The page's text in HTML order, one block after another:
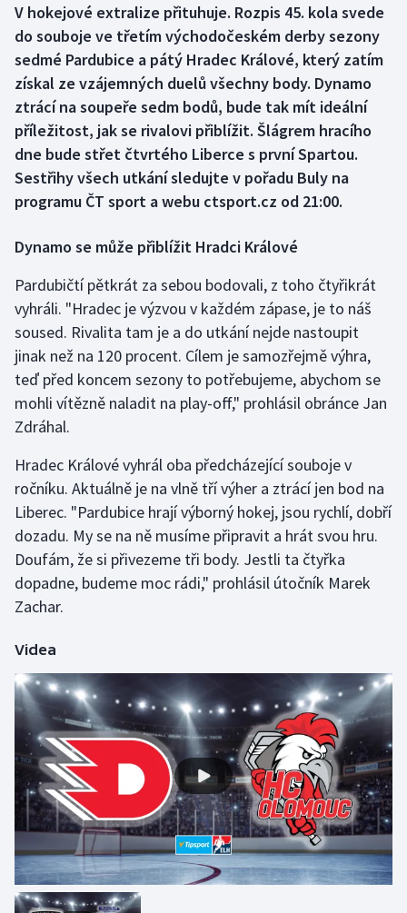
Box
Curling
Dostihy
Florbal
Futsal
Házená
Jezdectví
Judo
Lezení
Lyže a snowboard
Moderní pětiboj
Motorsport
Parasport
Plavání
Plážový volejbal
Ragby
Rychlobruslení
V hokejové extralize přituhuje. Rozpis 45. kola svede
do souboje ve třetím východočeském derby sezony
sedmé Pardubice a pátý Hradec Králové, který zatím
získal ze vzájemných duelů všechny body. Dynamo
ztrácí na soupeře sedm bodů, bude tak mít ideální
příležitost, jak se rivalovi přiblížit. Šlágrem hracího
dne bude střet čtvrtého Liberce s první Spartou.
Sestřihy všech utkání sledujte v pořadu Buly na
programu ČT sport a webu ctsport.cz od 21:00.
Dynamo se může přiblížit Hradci Králové
Pardubičtí pětkrát za sebou bodovali, z toho čtyřikrát
vyhráli. "Hradec je výzvou v každém zápase, je to náš
soused. Rivalita tam je a do utkání nejde nastoupit
jinak než na 120 procent. Cílem je samozřejmě výhra,
teď před koncem sezony to potřebujeme, abychom se
mohli vítězně naladit na play-off," prohlásil obránce Jan
Zdráhal.
Hradec Králové vyhrál oba předcházející souboje v
ročníku. Aktuálně je na vlně tří výher a ztrácí jen bod na
Liberec. "Pardubice hrají výborný hokej, jsou rychlí, dobří
dozadu. My se na ně musíme připravit a hrát svou hru.
Doufám, že si přivezeme tři body. Jestli ta čtyřka
dopadne, budeme moc rádi," prohlásil útočník Marek
Zachar.
Videa